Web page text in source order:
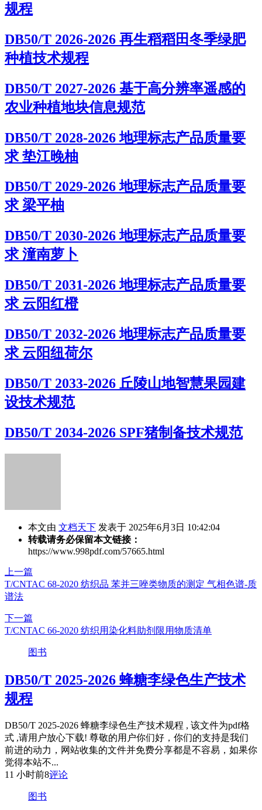
规程
DB50/T 2026-2026 再生稻稻田冬季绿肥
种植技术规程
DB50/T 2027-2026 基于高分辨率遥感的
农业种植地块信息规范
DB50/T 2028-2026 地理标志产品质量要
求 垫江晚柚
DB50/T 2029-2026 地理标志产品质量要
求 梁平柚
DB50/T 2030-2026 地理标志产品质量要
求 潼南萝卜
DB50/T 2031-2026 地理标志产品质量要
求 云阳红橙
DB50/T 2032-2026 地理标志产品质量要
求 云阳纽荷尔
DB50/T 2033-2026 丘陵山地智慧果园建
设技术规范
DB50/T 2034-2026 SPF猪制备技术规范
本文由 文档天下 发表于 2025年6月3日 10:42:04
转载请务必保留本文链接：
https://www.998pdf.com/57665.html
上一篇
T/CNTAC 68-2020 纺织品 苯并三唑类物质的测定 气相色谱-质
谱法
下一篇
T/CNTAC 66-2020 纺织用染化料助剂限用物质清单
图书
DB50/T 2025-2026 蜂糖李绿色生产技术
规程
DB50/T 2025-2026 蜂糖李绿色生产技术规程 , 该文件为pdf格
式 ,请用户放心下载! 尊敬的用户你们好，你们的支持是我们
前进的动力，网站收集的文件并免费分享都是不容易，如果你
觉得本站不...
11 小时前8评论
图书